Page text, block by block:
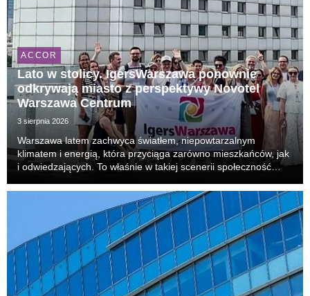
ACCOR
Lato w stolicy. IgersWarszawa ponownie
odkrywają miasto z perspektywy Novotel
Warszawa Centrum
3 sierpnia 2026
Warszawa latem zachwyca światłem, niepowtarzalnym
klimatem i energią, która przyciąga zarówno mieszkańców, jak
i odwiedzających. To właśnie w takiej scenerii społeczność
Warszawa Centrum na wyjątkowym Instameecie, podcz...